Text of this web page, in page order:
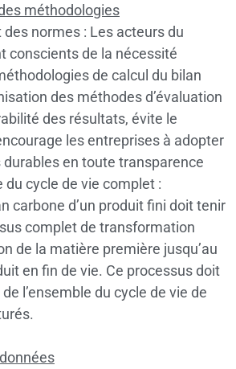
méthodologies
normes : Les acteurs du
conscients de la nécessité
de calcul du bilan
des méthodes d’évaluation
des résultats, évite le
les entreprises à adopter
en toute transparence
du cycle de vie complet :
carbone d’un produit fini doit tenir
complet de transformation
de la matière première jusqu’au
en fin de vie. Ce processus doit
l’ensemble du cycle de vie de